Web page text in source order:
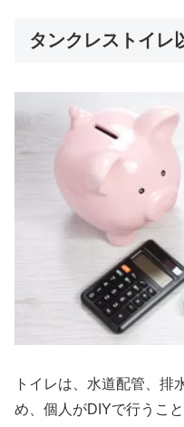
タンクレストイレ
トイレは、水道配管、排
め、個人がDIYで行うこ